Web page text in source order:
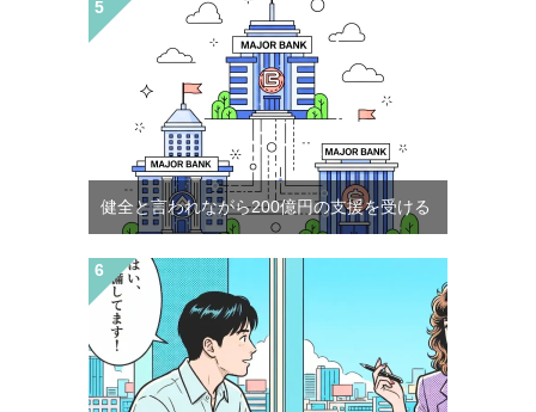
健全と言われながら200億円の支援を受ける